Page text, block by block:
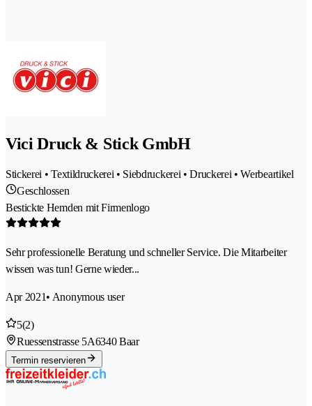
Vici Druck & Stick GmbH
Stickerei • Textildruckerei • Siebdruckerei • Druckerei • Werbeartikel
Geschlossen
Bestickte Hemden mit Firmenlogo
Sehr professionelle Beratung und schneller Service. Die Mitarbeiter
wissen was tun! Gerne wieder...
Apr 2021• Anonymous user
5(2)
Ruessenstrasse 5A6340 Baar
Termin reservieren